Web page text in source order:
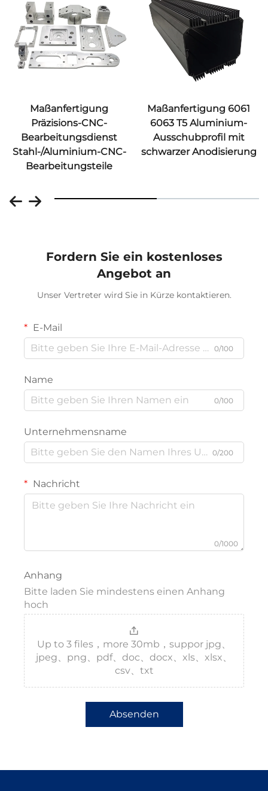
Maßanfertigung 6061
6063 T5 Aluminium-
Ausschubprofil mit
schwarzer Anodisierung
Individueller
Spritzgießdienst für
Kunststoff ABS
Spritzgeformtes
Fordern Sie ein kostenloses
Angebot an
Unser Vertreter wird Sie in Kürze kontaktieren.
E-Mail
0/100
Name
0/100
Unternehmensname
0/200
Nachricht
0/1000
Anhang
Bitte laden Sie mindestens einen Anhang
hoch
Up to 3 files，more 30mb，suppor jpg、
jpeg、png、pdf、doc、docx、xls、xlsx、
csv、txt
Absenden